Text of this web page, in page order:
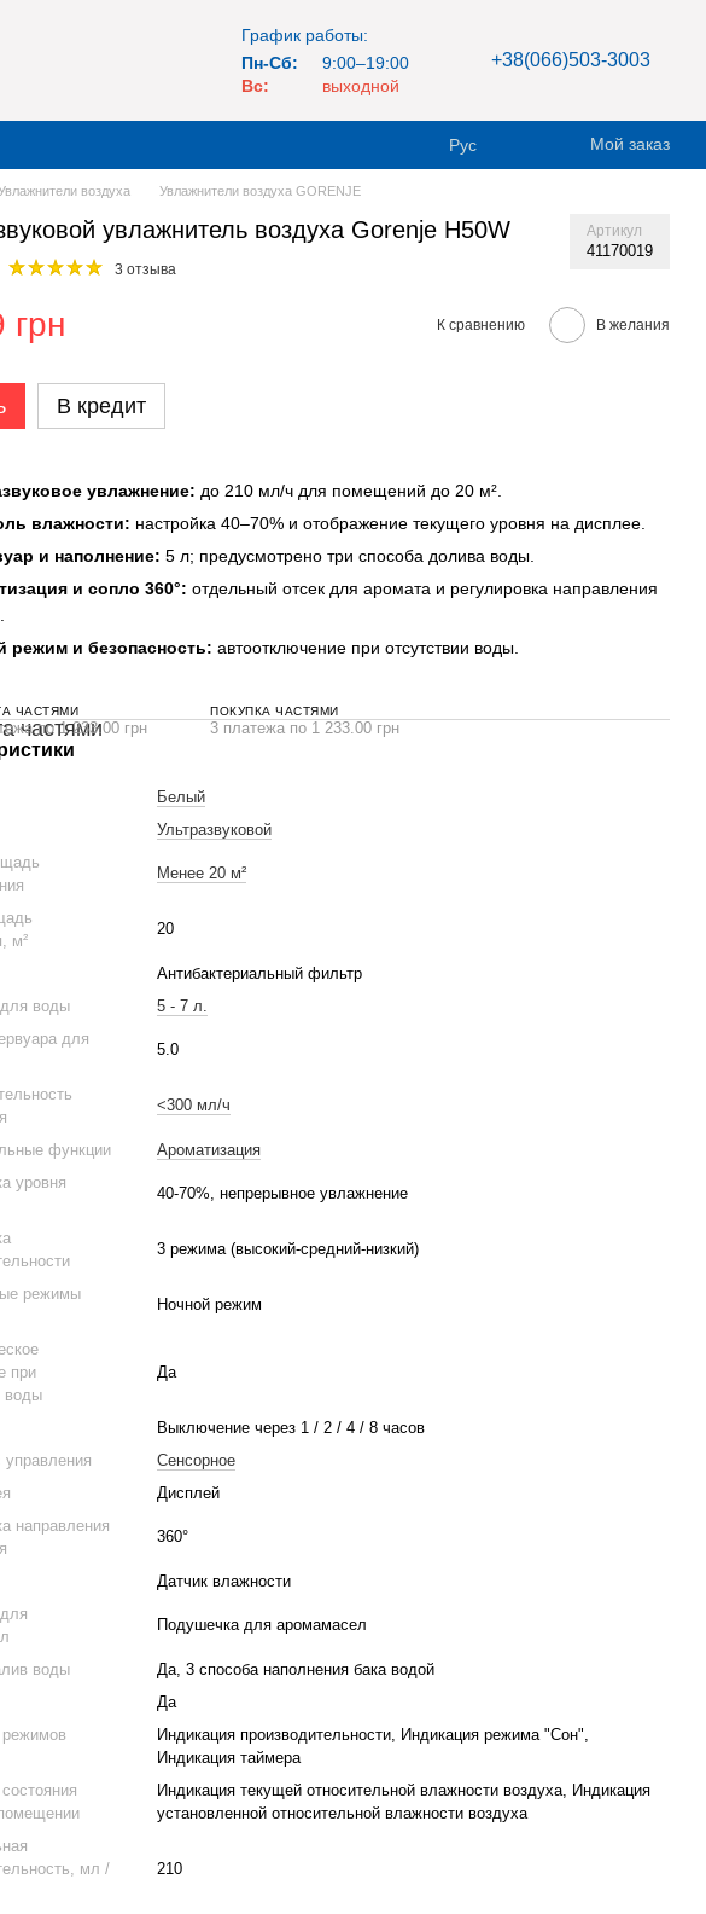
График работы:
Пн-Сб:
9:00–19:00
Вс:
выходной
+38(066)503-3003
Рус Мой заказ
воздуха Увлажнители воздуха GORENJE
увлажнитель воздуха Gorenje H50W Артикул
41170019
3 отзыва
грн К сравнению В желания
В кредит
увлажнение: до 210 мл/ч для помещений до 20 м².
влажности: настройка 40–70% и отображение текущего уровня на дисплее.
и наполнение: 5 л; предусмотрено три способа долива воды.
и сопло 360°: отдельный отсек для аромата и регулировка направления
режим и безопасность: автоотключение при отсутствии воды.
ЧАСТЯМИ
по 1 233.00 грн
ПОКУПКА ЧАСТЯМИ
3 платежа по 1 233.00 грн
Белый
Ультразвуковой
Менее 20 м²
м²
20
Антибактериальный фильтр
для воды
5 - 7 л.
для
5.0
<300 мл/ч
функции
Ароматизация
уровня
40-70%, непрерывное увлажнение
3 режима (высокий-средний-низкий)
режимы
Ночной режим
при
воды
Да
Выключение через 1 / 2 / 4 / 8 часов
Сенсорное
Дисплей
направления
360°
Датчик влажности
Подушечка для аромамасел
воды
Да, 3 способа наполнения бака водой
Да
режимов
Индикация производительности, Индикация режима "Сон",
Индикация таймера
Индикация текущей относительной влажности воздуха, Индикация
установленной относительной влажности воздуха
мл /
210